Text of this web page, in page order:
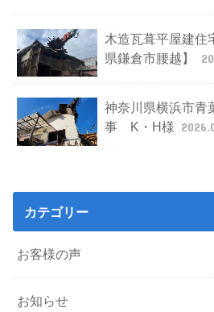
木造瓦葺平屋建住
県鎌倉市腰越】
神奈川県横浜市青
事 K・H様
カテゴリー
お客様の声
お知らせ